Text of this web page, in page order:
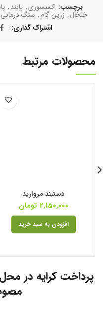
برچسب: اکسسوری, پابند,
خلخال, زرین گام, سنگ درمانی
اشتراک گذاری
محصولات مرتبط
دستبند مروارید
2,150,000 تومان
افزودن به سبد خرید
پرداخت کرایه در